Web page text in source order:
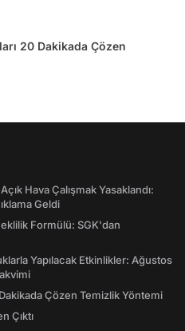
20 Dakikada Çözen
Hava Çalışmak Yasaklandı:
Geldi
Formülü: SGK'dan
Yapılacak Etkinlikler: Ağustos
Dakikada Çözen Temizlik Yöntemi
Çıktı